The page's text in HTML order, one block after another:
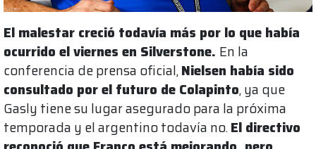
El malestar creció todavía más por lo que había
ocurrido el viernes en Silverstone. En la
conferencia de prensa oficial,Nielsen había sido
consultado por el futuro de Colapinto, ya que
Gasly tiene su lugar asegurado para la próxima
temporada y el argentino todavía no.El directivo